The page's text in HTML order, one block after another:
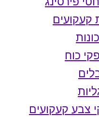
קעקועים
כוח
צבע קעקועים